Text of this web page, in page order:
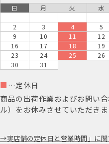
日 月 火 水
2
3 4 5
9
10 11 12
16
17 18 19
23
24 25 26
30
31
■ …定休日
商品の出荷作業およびお問い
ル）をお休みさせていただきま
実店舗の定休日と営業時間」に